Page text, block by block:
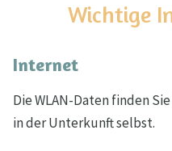
Wichtige
Internet
Die WLAN-Daten finden
in der Unterkunft selbst.